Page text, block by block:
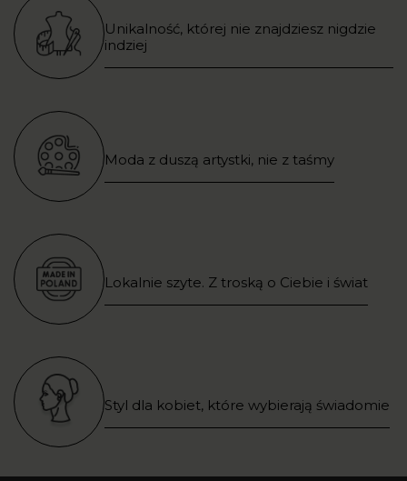
Unikalność, której nie znajdziesz nigdzie
indziej
Moda z duszą artystki, nie z taśmy
Lokalnie szyte. Z troską o Ciebie i świat
Styl dla kobiet, które wybierają świadomie